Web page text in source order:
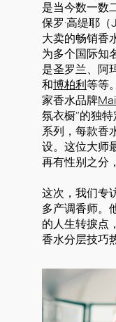
是当今数一数
保罗·高缇耶
大卖的畅销香
为多个国际知
是圣罗兰、阿
和博柏利等等
家香水品牌
氛衣橱”的独
系列，每款香
设。这位大师
再有性别之分
这次，我们专
多产调香师。
的人生转捩点
香水分层技巧